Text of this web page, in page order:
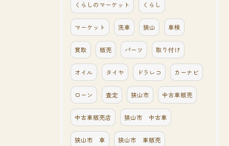
くらしのマーケット くらし
マーケット 洗車 狭山 車検
買取 販売 パーツ 取り付け
オイル タイヤ ドラレコ カーナビ
ローン 査定 狭山市 中古車販売
中古車販売店 狭山市 中古車
狭山市 車 狭山市 車販売